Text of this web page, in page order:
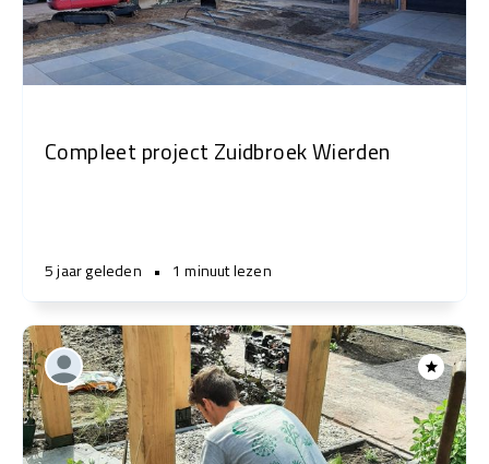
Compleet project Zuidbroek Wierden
5 jaar geleden • 1 minuut lezen